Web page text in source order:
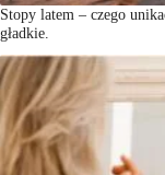
Stopy latem – czego
gładkie.